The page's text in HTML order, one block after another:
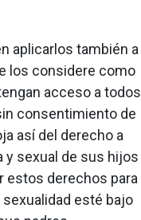
aplicarlos también a
los considere como
acceso a todos
consentimiento de
así del derecho a
y sexual de sus hijos
estos derechos para
esté bajo